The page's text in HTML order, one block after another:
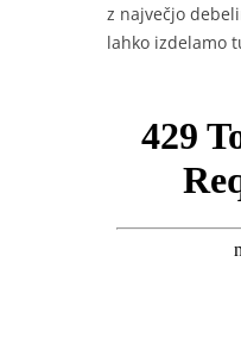
z največjo
lahko izdelamo